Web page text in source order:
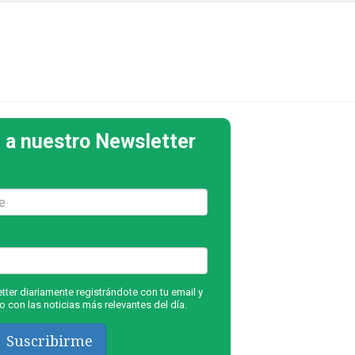
a nuestro Newsletter
diariamente registrándote con tu email y
con las noticias más relevantes del día.
Suscribirme